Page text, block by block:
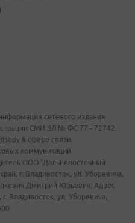
сетевого издания
СМИ ЭЛ № ФС 77 - 72742,
в сфере связи,
коммуникаций
ООО "Дальневосточный
г. Владивосток, ул. Уборевича,
Дмитрий Юрьевич. Адрес
Владивосток, ул. Уборевича,